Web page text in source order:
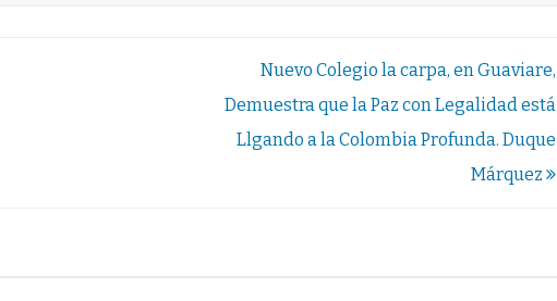
Nuevo Colegio la carpa, en Guaviare,
Demuestra que la Paz con Legalidad está
Llgando a la Colombia Profunda. Duque
Márquez